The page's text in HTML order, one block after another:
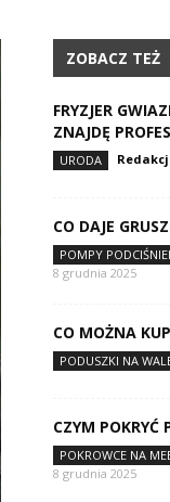
ZOBACZ TEŻ
FRYZJER
ZNAJDĘ
URODA
CO DAJE
POMPY
8 grudnia 2025
CO MOŻNA
PODUSZKI NA
CZYM POKRYĆ
POKROWCE NA
8 grudnia 2025